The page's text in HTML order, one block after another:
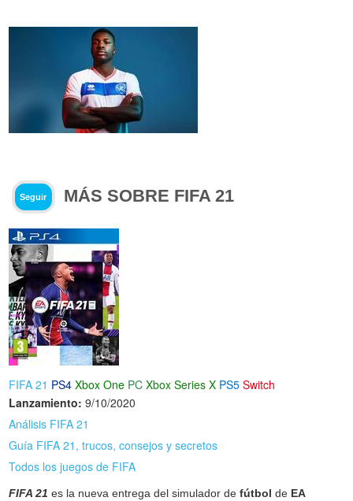
Seguir MÁS SOBRE FIFA 21
FIFA 21 PS4 Xbox One PC Xbox Series X PS5 Switch
Lanzamiento: 9/10/2020
Análisis FIFA 21
Guía FIFA 21, trucos, consejos y secretos
Todos los juegos de FIFA
FIFA 21 es la nueva entrega del simulador defútbol de EA